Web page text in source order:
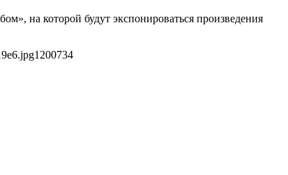
на которой будут экспонироваться произведения
1200734